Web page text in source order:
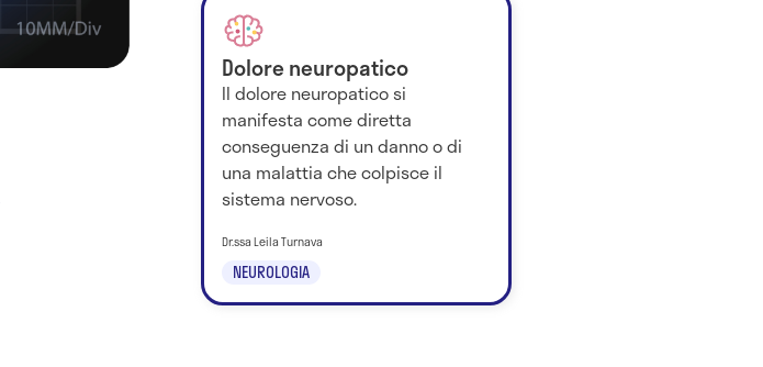
Dolore neuropatico
Il dolore neuropatico si
manifesta come diretta
conseguenza di un danno o di
una malattia che colpisce il
sistema nervoso.
NEUROLOGIA
Dr.ssa Leila Turnava